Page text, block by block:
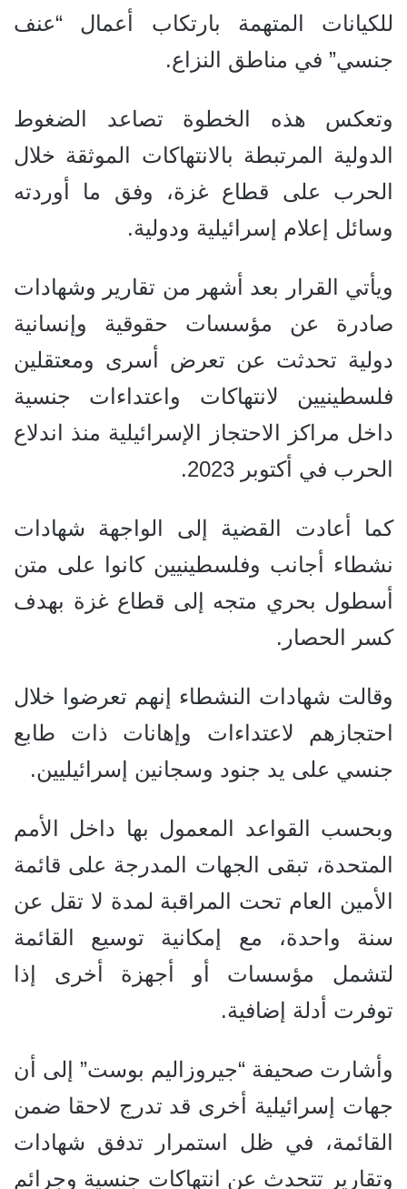
للكيانات المتهمة بارتكاب أعمال “عنف
جنسي” في مناطق النزاع.
وتعكس هذه الخطوة تصاعد الضغوط
الدولية المرتبطة بالانتهاكات الموثقة خلال
الحرب على قطاع غزة، وفق ما أوردته
وسائل إعلام إسرائيلية ودولية.
ويأتي القرار بعد أشهر من تقارير وشهادات
صادرة عن مؤسسات حقوقية وإنسانية
دولية تحدثت عن تعرض أسرى ومعتقلين
فلسطينيين لانتهاكات واعتداءات جنسية
داخل مراكز الاحتجاز الإسرائيلية منذ اندلاع
الحرب في أكتوبر 2023.
كما أعادت القضية إلى الواجهة شهادات
نشطاء أجانب وفلسطينيين كانوا على متن
أسطول بحري متجه إلى قطاع غزة بهدف
كسر الحصار.
وقالت شهادات النشطاء إنهم تعرضوا خلال
احتجازهم لاعتداءات وإهانات ذات طابع
جنسي على يد جنود وسجانين إسرائيليين.
وبحسب القواعد المعمول بها داخل الأمم
المتحدة، تبقى الجهات المدرجة على قائمة
الأمين العام تحت المراقبة لمدة لا تقل عن
سنة واحدة، مع إمكانية توسيع القائمة
لتشمل مؤسسات أو أجهزة أخرى إذا
توفرت أدلة إضافية.
وأشارت صحيفة “جيروزاليم بوست” إلى أن
جهات إسرائيلية أخرى قد تدرج لاحقا ضمن
القائمة، في ظل استمرار تدفق شهادات
وتقارير تتحدث عن انتهاكات جنسية وجرائم